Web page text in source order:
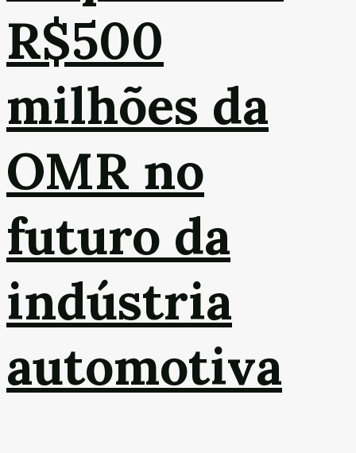
R$500
milhões da
OMR no
futuro da
indústria
automotiva